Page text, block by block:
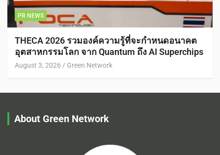
PR NEWS
THECA 2026 รวมองค์ความรู้ที่จะกำหนดอนาคต
อุตสาหกรรมโลก จาก Quantum ถึง AI Superchips
August 3, 2026 Green Network
About Green Network